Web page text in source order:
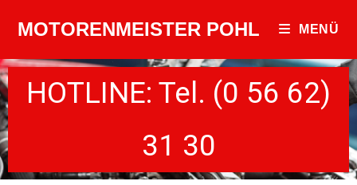
MOTORENMEISTER POHL MENÜ
HOTLINE: Tel. (0 56 62)
31 30